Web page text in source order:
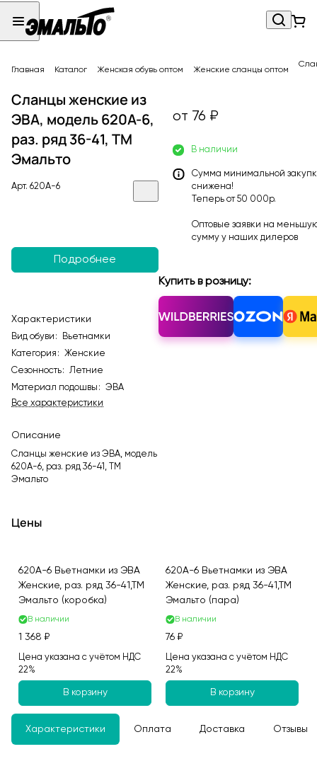
Главная Каталог Женская обувь оптом Женские сланцы оптом
Сланцы женские из
ЭВА, модель 620A-6,
раз. ряд 36-41, ТМ
Эмальто
Арт. 620A-6
Подробнее
Характеристики
Вид обуви :
Вьетнамки
Категория :
Женские
Сезонность:
Летние
Материал подошвы :
ЭВА
Все характеристики
Описание
Сланцы женские из ЭВА, модель
620A-6, раз. ряд 36-41, ТМ
Эмальто
от 76 ₽
В наличии
Сумма минимальной
снижена!
Теперь от 50 000р.
Оптовые заявки на
сумму у наших дилеров
Купить в розницу:
Цены
620A-6 Вьетнамки из ЭВА
Женские, раз. ряд 36-41,ТМ
Эмальто (коробка)
В наличии
1 368 ₽
Цена указана с учётом НДС
22%
В корзину
620A-6 Вьетнамки из ЭВА
Женские, раз. ряд 36-41,ТМ
Эмальто (пара)
В наличии
76 ₽
Цена указана с учётом НДС
22%
В корзину
Характеристики Оплата Доставка Отзывы